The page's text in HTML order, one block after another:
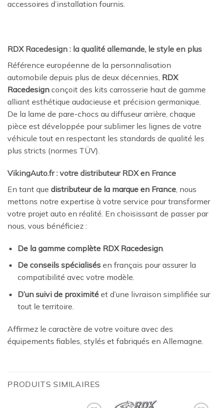
accessoires d’installation fournis.
RDX Racedesign : la qualité allemande, le style en plus
Référence européenne de la personnalisation
automobile depuis plus de deux décennies, RDX
Racedesign conçoit des kits carrosserie haut de gamme
alliant esthétique audacieuse et précision germanique.
De la lame de pare-chocs au diffuseur arrière, chaque
pièce est développée pour sublimer les lignes de votre
véhicule tout en respectant les standards de qualité les
plus stricts (normes TÜV).
VikingAuto.fr : votre distributeur RDX en France
En tant que distributeur de la marque en France , nous
mettons notre expertise à votre service pour transformer
votre projet auto en réalité. En choisissant de passer par
nous, vous bénéficiez :
De la gamme complète RDX Racedesign.
De conseils spécialisésen français pour assurer la
compatibilité avec votre modèle.
D’un suivi de proximitéet d’une livraison simplifiée sur
tout le territoire.
Affirmez le caractère de votre voiture avec des
équipements fiables, stylés et fabriqués en Allemagne.
PRODUITS SIMILAIRES